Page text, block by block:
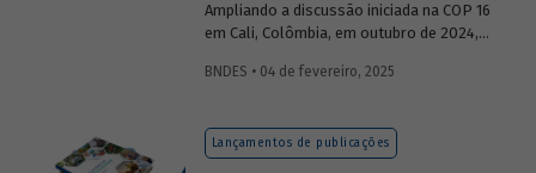
Ampliando a discussão iniciada na COP 16
em Cali, Colômbia, em outubro de 2024,
(anteriormente divulgados sob forma de
os conceitos a ela relacionados, o
contexto atual das discussões sobre o
BNDES • 04 de fevereiro, 2025
Lançamentos de publicações